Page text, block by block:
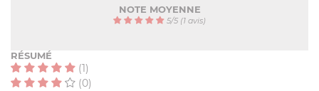
NOTE MOYENNE
5/5 (1 avis)
RÉSUMÉ
(1)
(0)